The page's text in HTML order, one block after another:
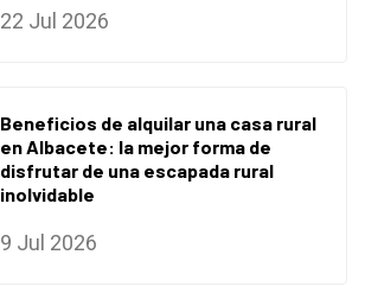
22 Jul 2026
Beneficios de alquilar una casa rural
en Albacete: la mejor forma de
disfrutar de una escapada rural
inolvidable
9 Jul 2026